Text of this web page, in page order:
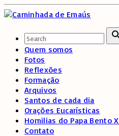
Skip
to
Quem somos
Fotos
Reflexões
Formação
Arquivos
Santos de cada dia
Orações Eucarísticas
Homilias do Papa Bento
Contato